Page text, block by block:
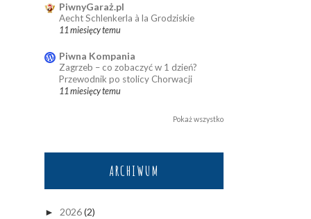
PiwnyGaraż.pl
Aecht Schlenkerla à la Grodziskie
11 miesięcy temu
Piwna Kompania
Zagrzeb – co zobaczyć w 1 dzień?
Przewodnik po stolicy Chorwacji
11 miesięcy temu
Pokaż wszystko
ARCHIWUM
► 2026(2)